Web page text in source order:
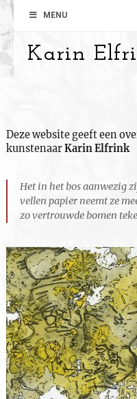
MENU
Karin
Deze website geeft een
kunstenaarKarin Elfrink
Het in het bos aanwezig
vellen papier neemt ze
zo vertrouwde bomen